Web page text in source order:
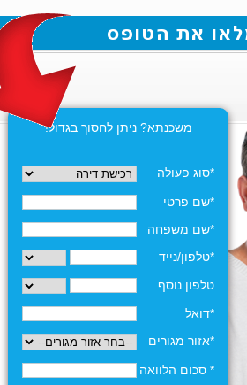
משכנתא? ניתן לחסוך בגדול!
*סוג פעולה
*שם פרטי
*שם משפחה
*טלפון/נייד
טלפון נוסף
*דואל
*אזור מגורים
* סכום הלוואה